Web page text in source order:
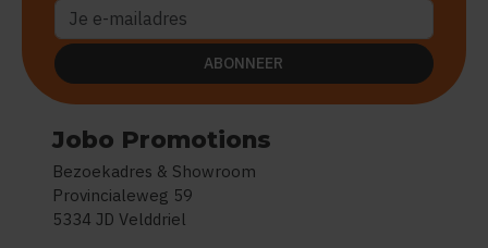
Jobo Promotions
Bezoekadres & Showroom
Provincialeweg 59
5334 JD Velddriel
ABONNEER